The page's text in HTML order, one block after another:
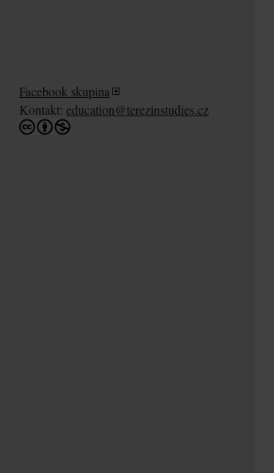
Facebook skupina
Kontakt: education@terezinstudies.cz